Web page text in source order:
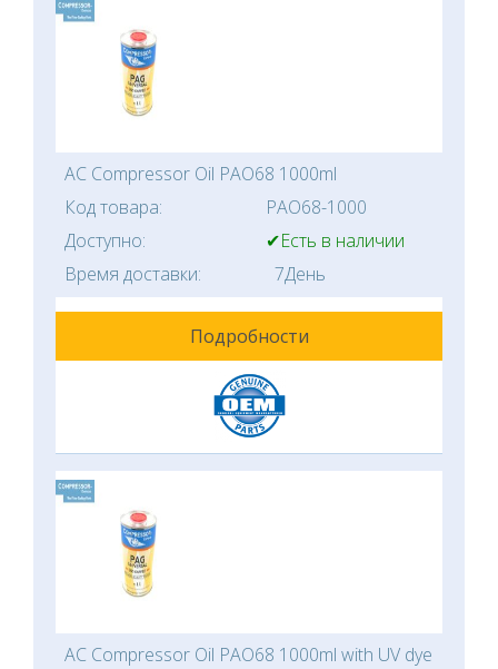
AC Compressor Oil PAO68 1000ml
Код товара:
PAO68-1000
Доступно:
✔Есть в наличии
Время доставки:
7День
Подробности
AC Compressor Oil PAO68 1000ml with UV dye